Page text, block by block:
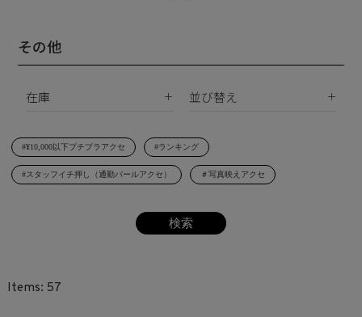
ネックレス
リング
イニシャル
サージカルステンレス
南洋真珠
シェルパール ジルコニア
その他
在庫
在庫あり
受注生産
並び替え
価格が安い順
価格が高い順
レビュー順
#¥10,000以下プチプラアクセ #ランキング
#スタッフイチ押し（通勤パールアクセ） ＃写真映えアクセ
57